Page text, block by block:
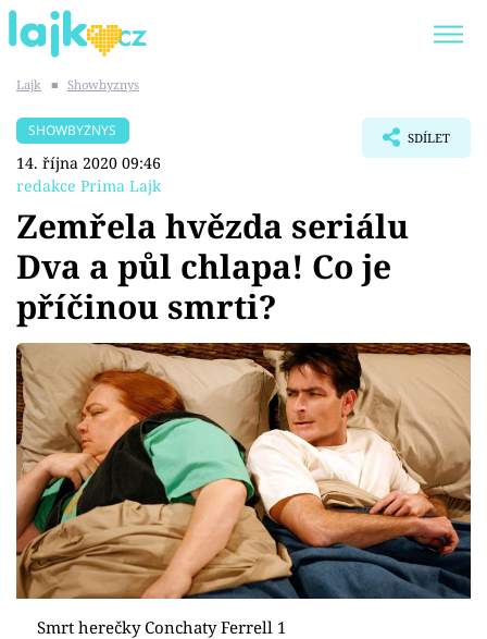
SHOPAHOLICADEL
Témata
Showbyznys
Youtubeři
Virály
Sex a vztahy
Videa
Sledujte prima+
Lajk ■ Showbyznys
SHOWBYZNYS
14. října 2020 09:46
redakce Prima Lajk
SDÍLET
Zemřela hvězda seriálu
Dva a půl chlapa! Co je
příčinou smrti?
Smrt herečky Conchaty Ferrell 1